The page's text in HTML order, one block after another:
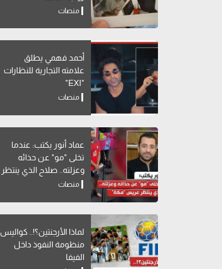
منصات
أحمد فهمي يطلق
علامته التجارية للنظارات
"EXI"
منصات
عماد أنور يكتب: عندما
تخلى "مو" عن حذائه
وعزلته.. صلاح الذي ينتظر
عريس "مكة"
منصات
لماذا الأرجنتين؟!.. كواليس
منظومة النفوذ داخل
الفيفا